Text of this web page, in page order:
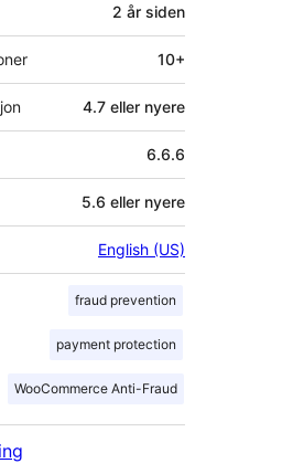
2 år siden
10+
4.7 eller nyere
6.6.6
5.6 eller nyere
English (US)
fraud prevention
payment protection
WooCommerce Anti-Fraud